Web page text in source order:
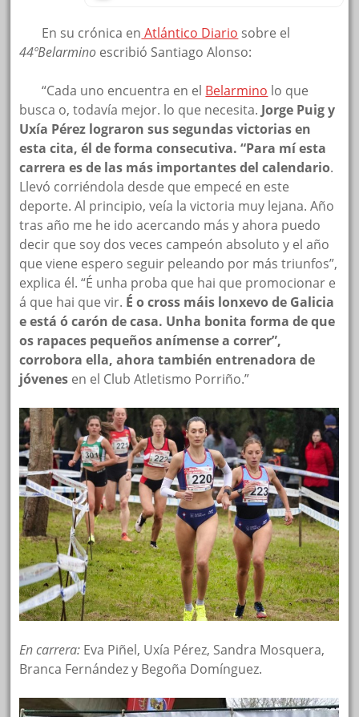
En su crónica en Atlántico Diario sobre el
44ºBelarmino escribió Santiago Alonso:
“Cada uno encuentra en el Belarmino lo que
busca o, todavía mejor. lo que necesita. Jorge Puig y
Uxía Pérez lograron sus segundas victorias en
esta cita, él de forma consecutiva. “Para mí esta
carrera es de las más importantes del calendario.
Llevó corriéndola desde que empecé en este
deporte. Al principio, veía la victoria muy lejana. Año
tras año me he ido acercando más y ahora puedo
decir que soy dos veces campeón absoluto y el año
que viene espero seguir peleando por más triunfos”,
explica él. “É unha proba que hai que promocionar e
á que hai que vir. É o cross máis lonxevo de Galicia
e está ó carón de casa. Unha bonita forma de que
os rapaces pequeños anímense a correr”,
corrobora ella, ahora también entrenadora de
jóvenes en el Club Atletismo Porriño.”
En carrera: Eva Piñel, Uxía Pérez, Sandra Mosquera,
Branca Fernández y Begoña Domínguez.